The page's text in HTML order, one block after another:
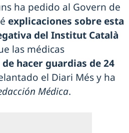
ha pedido al Govern de
explicaciones sobre esta
del Institut Català
las médicas
hacer guardias de 24
el Diari Més y ha
Médica.